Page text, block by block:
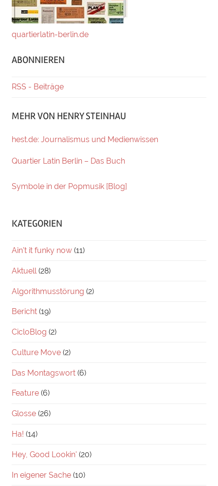
quartierlatin-berlin.de
ABONNIEREN
RSS - Beiträge
MEHR VON HENRY STEINHAU
hest.de: Journalismus und Medienwissen
Quartier Latin Berlin – Das Buch
Symbole in der Popmusik [Blog]
KATEGORIEN
Ain't it funky now (11)
Aktuell (28)
Algorithmusstörung (2)
Bericht (19)
CicloBlog (2)
Culture Move (2)
Das Montagswort (6)
Feature (6)
Glosse (26)
Ha! (14)
Hey, Good Lookin' (20)
In eigener Sache (10)